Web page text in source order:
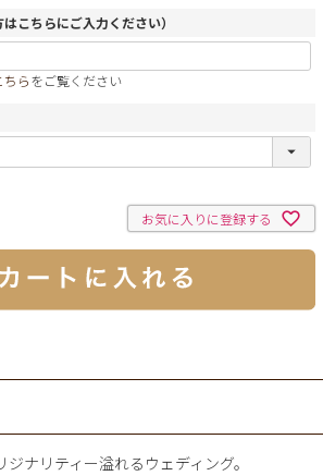
こちらにご入力ください）
ちらをご覧ください
お気に入りに登録する
ナリティー溢れるウェディング。